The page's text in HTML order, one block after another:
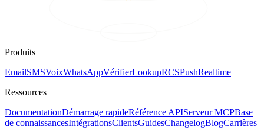
Produits
EmailSMSVoixWhatsAppVérifierLookupRCSPushRealtime
Ressources
DocumentationDémarrage rapideRéférence APIServeur MCPBase
de connaissancesIntégrationsClientsGuidesChangelogBlogCarrières